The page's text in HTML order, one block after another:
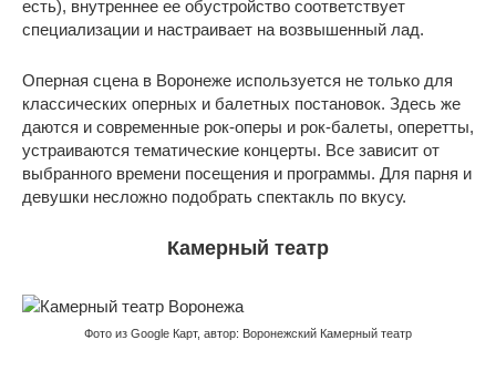
есть), внутреннее ее обустройство соответствует
специализации и настраивает на возвышенный лад.
Оперная сцена в Воронеже используется не только для
классических оперных и балетных постановок. Здесь же
даются и современные рок-оперы и рок-балеты, оперетты,
устраиваются тематические концерты. Все зависит от
выбранного времени посещения и программы. Для парня и
девушки несложно подобрать спектакль по вкусу.
Камерный театр
Фото из Google Карт, автор: Воронежский Камерный театр